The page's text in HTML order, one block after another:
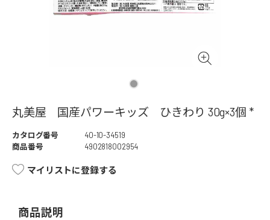
丸美屋 国産パワーキッズ ひきわり 30g×3個 *
カタログ番号
40-10-34519
商品番号
4902818002954
マイリストに登録する
商品説明